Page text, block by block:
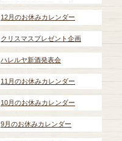
12月のお休みカレンダー
クリスマスプレゼント企画
ハレルヤ新酒発表会
11月のお休みカレンダー
10月のお休みカレンダー
9月のお休みカレンダー